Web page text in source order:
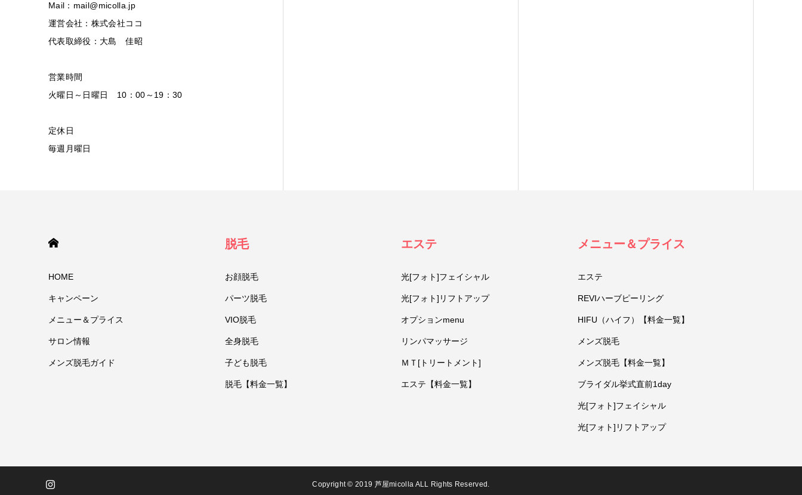
Mail：mail@micolla.jp
運営会社：株式会社ココ
代表取締役：大島 佳昭
営業時間
火曜日～日曜日 10：00～19：30
定休日
毎週月曜日
HOME
キャンペーン
メニュー＆プライス
サロン情報
メンズ脱毛ガイド
脱毛
お顔脱毛
パーツ脱毛
VIO脱毛
全身脱毛
子ども脱毛
脱毛【料金一覧】
エステ
光[フォト]フェイシャル
光[フォト]リフトアップ
オプションmenu
リンパマッサージ
ＭＴ[トリートメント]
エステ【料金一覧】
メニュー＆プライス
エステ
REVIハーブピーリング
HIFU（ハイフ）【料金一覧】
メンズ脱毛
メンズ脱毛【料金一覧】
ブライダル挙式直前1day
光[フォト]フェイシャル
光[フォト]リフトアップ
Copyright © 2019 芦屋micolla ALL Rights Reserved.